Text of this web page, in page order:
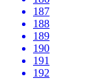
187
188
189
190
191
192